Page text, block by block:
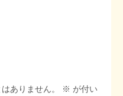
ありません。 ※ が付い